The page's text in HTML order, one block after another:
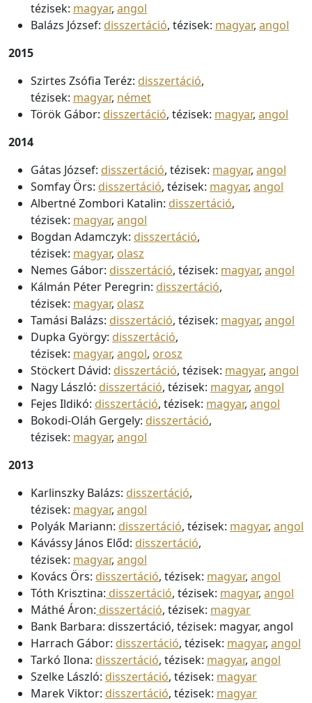
tézisek: magyar, angol
Balázs József: disszertáció, tézisek: magyar, angol
2015
Szirtes Zsófia Teréz: disszertáció,
tézisek: magyar, német
Török Gábor: disszertáció, tézisek: magyar, angol
2014
Gátas József: disszertáció, tézisek: magyar, angol
Somfay Örs: disszertáció, tézisek: magyar, angol
Albertné Zombori Katalin: disszertáció,
tézisek: magyar, angol
Bogdan Adamczyk: disszertáció,
tézisek: magyar, olasz
Nemes Gábor: disszertáció, tézisek: magyar, angol
Kálmán Péter Peregrin: disszertáció,
tézisek: magyar, olasz
Tamási Balázs: disszertáció, tézisek: magyar, angol
Dupka György: disszertáció,
tézisek: magyar, angol, orosz
Stöckert Dávid: disszertáció, tézisek: magyar, angol
Nagy László: disszertáció, tézisek: magyar, angol
Fejes Ildikó: disszertáció, tézisek: magyar, angol
Bokodi-Oláh Gergely: disszertáció,
tézisek: magyar, angol
2013
Karlinszky Balázs: disszertáció,
tézisek: magyar, angol
Polyák Mariann: disszertáció, tézisek: magyar, angol
Kávássy János Előd: disszertáció,
tézisek: magyar, angol
Kovács Örs: disszertáció, tézisek: magyar, angol
Tóth Krisztina: disszertáció, tézisek: magyar, angol
Máthé Áron: disszertáció, tézisek: magyar
Bank Barbara: disszertáció, tézisek: magyar, angol
Harrach Gábor: disszertáció, tézisek: magyar, angol
Tarkó Ilona: disszertáció, tézisek: magyar, angol
Szelke László: disszertáció, tézisek: magyar
Marek Viktor: disszertáció, tézisek: magyar